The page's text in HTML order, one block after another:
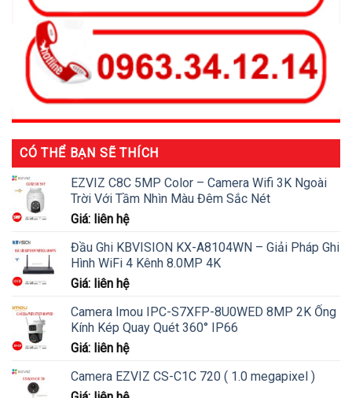
CÓ THỂ BẠN SẼ THÍCH
EZVIZ C8C 5MP Color – Camera Wifi 3K Ngoài
Trời Với Tầm Nhìn Màu Đêm Sắc Nét
Giá: liên hệ
Đầu Ghi KBVISION KX-A8104WN – Giải Pháp Ghi
Hình WiFi 4 Kênh 8.0MP 4K
Giá: liên hệ
Camera Imou IPC-S7XFP-8U0WED 8MP 2K Ống
Kính Kép Quay Quét 360° IP66
Giá: liên hệ
Camera EZVIZ CS-C1C 720 ( 1.0 megapixel )